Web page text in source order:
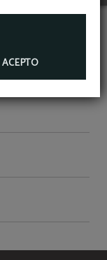
ACEPTO